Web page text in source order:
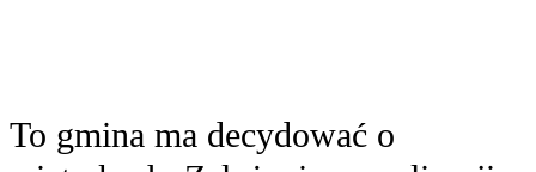
To gmina ma decydować o